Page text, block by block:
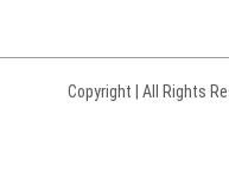
Copyright | All Rights